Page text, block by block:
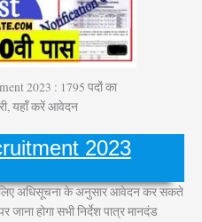
2023 : 1795 पदों का
यहाँ करें आवेदन
2023
अधिसूचना के अनुसार आवेदन कर सकते
होगा सभी निर्देश पात्र मानदंड